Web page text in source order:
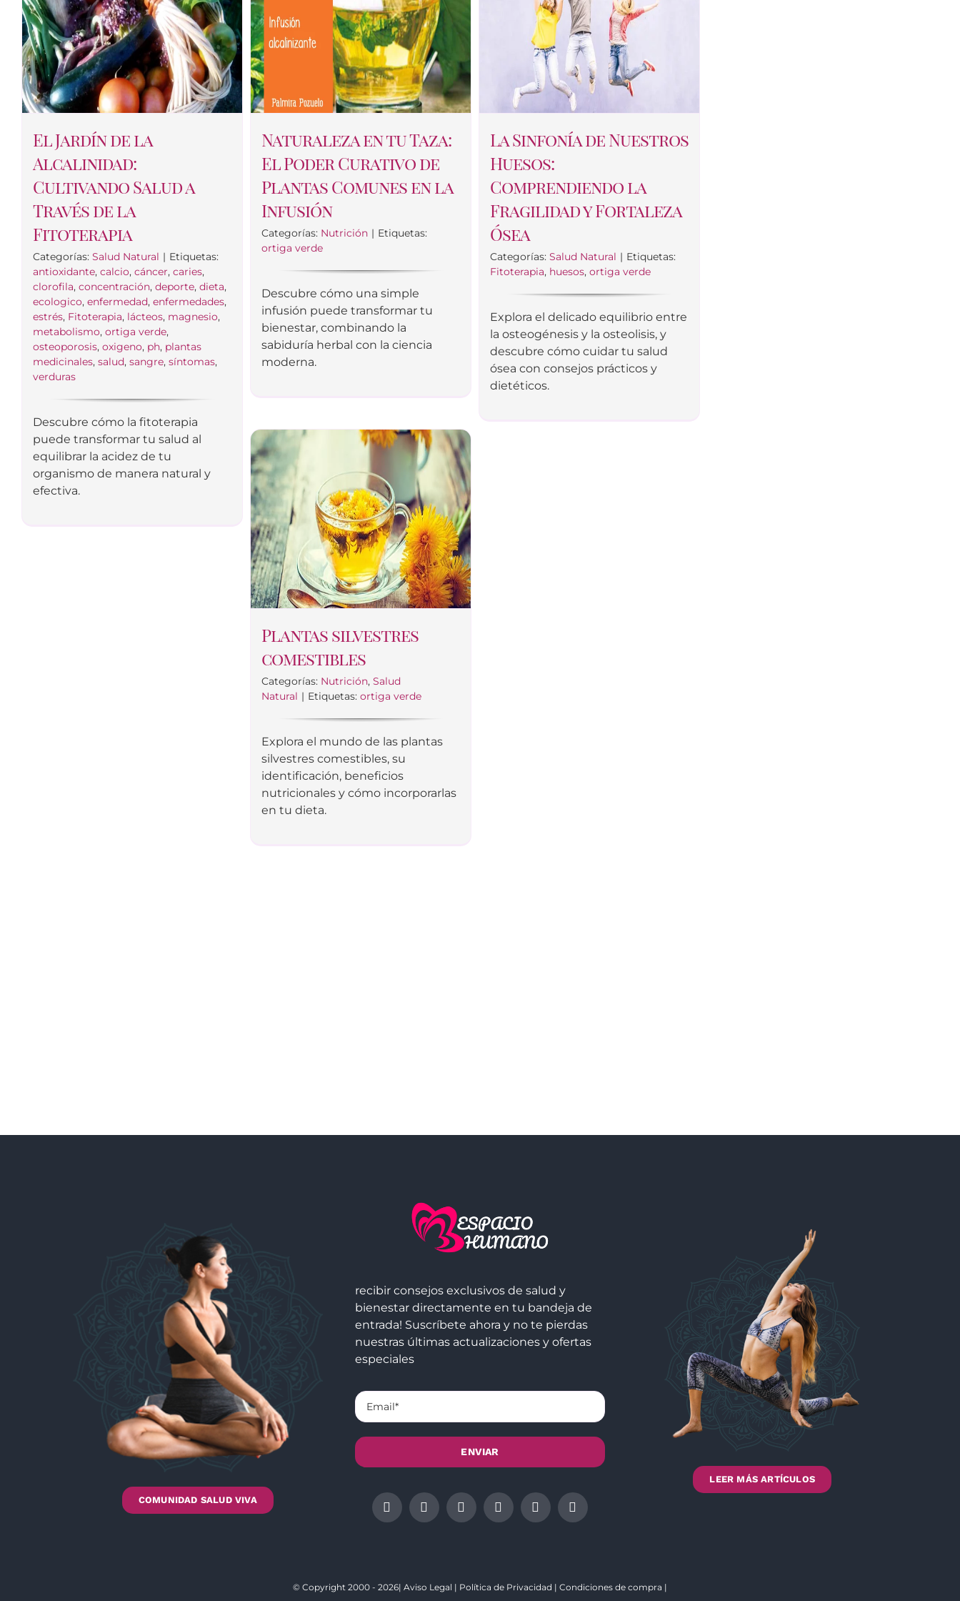
El Jardín de la
Alcalinidad:
Cultivando Salud a
Través de la
Fitoterapia
Categorías: Salud Natural | Etiquetas:
antioxidante, calcio, cáncer, caries,
clorofila, concentración, deporte, dieta,
ecologico, enfermedad, enfermedades,
estrés, Fitoterapia, lácteos, magnesio,
metabolismo, ortiga verde,
osteoporosis, oxigeno, ph, plantas
medicinales, salud, sangre, síntomas,
verduras
Descubre cómo la fitoterapia
puede transformar tu salud al
equilibrar la acidez de tu
organismo de manera natural y
efectiva.
Naturaleza en tu Taza:
El Poder Curativo de
Plantas Comunes en la
Infusión
Categorías: Nutrición | Etiquetas:
ortiga verde
Descubre cómo una simple
infusión puede transformar tu
bienestar, combinando la
sabiduría herbal con la ciencia
moderna.
La Sinfonía de Nuestros
Huesos:
Comprendiendo la
Fragilidad y Fortaleza
Ósea
Categorías:Salud Natural | Etiquetas:
Fitoterapia, huesos,ortiga verde
Explora el delicado equilibrio entre
la osteogénesis y la osteolisis, y
descubre cómo cuidar tu salud
ósea con consejos prácticos y
dietéticos.
Plantas silvestres
comestibles
Categorías: Nutrición,Salud
Natural | Etiquetas:ortiga verde
Explora el mundo de las plantas
silvestres comestibles, su
identificación, beneficios
nutricionales y cómo incorporarlas
en tu dieta.
COMUNIDAD SALUD VIVA
recibir consejos exclusivos de salud y
bienestar directamente en tu bandeja de
entrada! Suscríbete ahora y no te pierdas
nuestras últimas actualizaciones y ofertas
especiales
LEER MÁS ARTÍCULOS
© Copyright 2000 - 2026| Aviso Legal | Política de Privacidad | Condiciones de compra |